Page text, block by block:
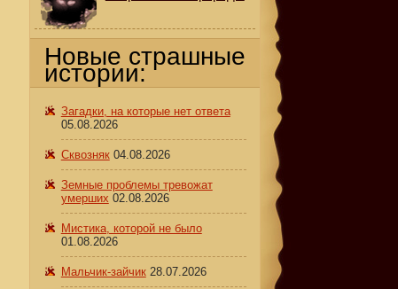
Новые страшные
истории:
Загадки, на которые нет ответа
05.08.2026
Сквозняк 04.08.2026
Земные проблемы тревожат
умерших 02.08.2026
Мистика, которой не было
01.08.2026
Мальчик-зайчик 28.07.2026